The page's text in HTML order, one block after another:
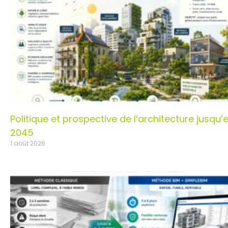
Politique et prospective de l’architecture
2045
1 août 2026